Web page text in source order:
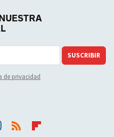
SUSCRIBIR
de privacidad